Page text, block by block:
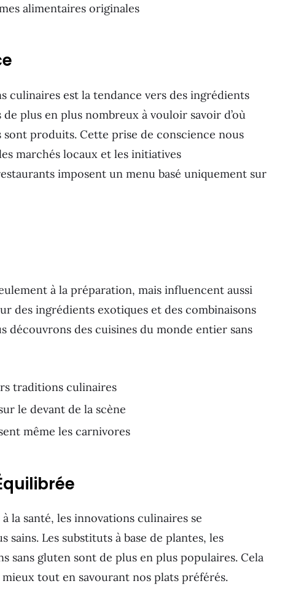
alimentaires originales
culinaires est la tendance vers des ingrédients
plus en plus nombreux à vouloir savoir d’où
produits. Cette prise de conscience nous
marchés locaux et les initiatives
imposent un menu basé uniquement sur
à la préparation, mais influencent aussi
des ingrédients exotiques et des combinaisons
découvrons des cuisines du monde entier sans
traditions culinaires
le devant de la scène
même les carnivores
la santé, les innovations culinaires se
Les substituts à base de plantes, les
sans gluten sont de plus en plus populaires. Cela
tout en savourant nos plats préférés.